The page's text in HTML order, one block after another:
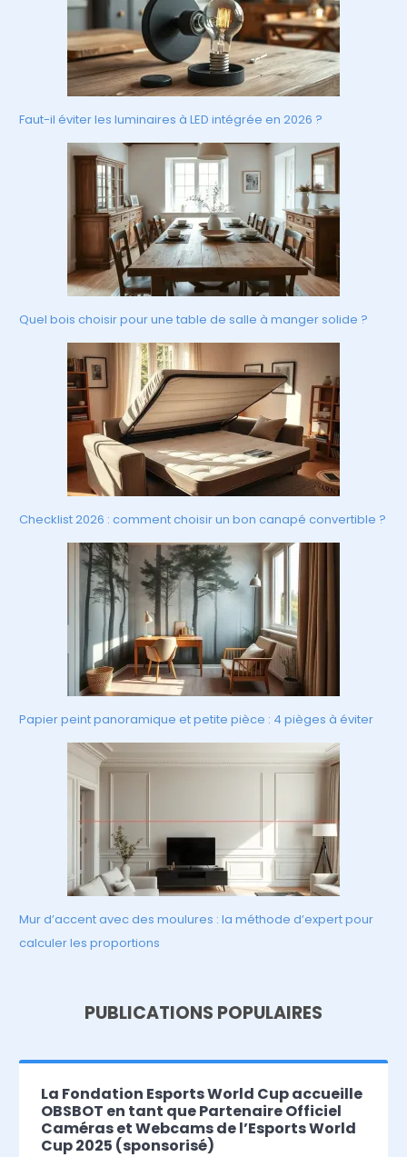
Faut-il éviter les luminaires à LED intégrée en 2026 ?
Quel bois choisir pour une table de salle à manger solide ?
Checklist 2026 : comment choisir un bon canapé convertible ?
Papier peint panoramique et petite pièce : 4 pièges à éviter
Mur d’accent avec des moulures : la méthode d’expert pour
calculer les proportions
PUBLICATIONS POPULAIRES
La Fondation Esports World Cup accueille
OBSBOT en tant que Partenaire Officiel
Caméras et Webcams de l’Esports World
Cup 2025 (sponsorisé)